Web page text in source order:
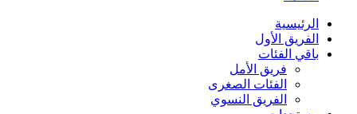
الرئيسية
الفريق الأول
باقي الفئات
فريق الأمل
الفئات الصغرى
الفريق النسوي